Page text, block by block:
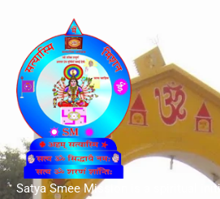
Satya Smee Mission is a spiritual